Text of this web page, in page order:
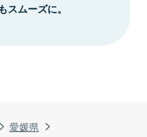
愛媛県
ムーズに。